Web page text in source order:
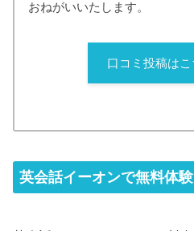
おねがいいたします。
口コミ投稿はこ
英会話イーオンで無料体